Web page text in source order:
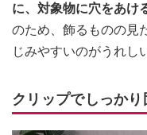
に、対象物に穴をあけ
のため、飾るものの見
じみやすいのがうれし
クリップでしっかり